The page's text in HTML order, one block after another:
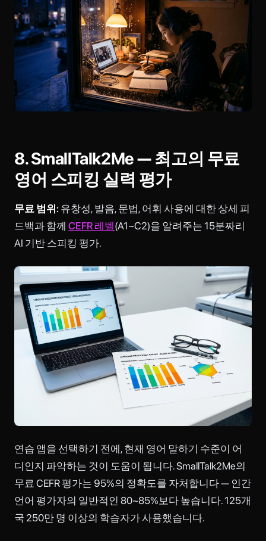
8. SmallTalk2Me — 최고의 무료
영어 스피킹 실력 평가
무료 범위: 유창성, 발음, 문법, 어휘 사용에 대한 상세 피
드백과 함께 CEFR 레벨(A1~C2)을 알려주는 15분짜리
AI 기반 스피킹 평가.
연습 앱을 선택하기 전에, 현재 영어 말하기 수준이 어
디인지 파악하는 것이 도움이 됩니다. SmallTalk2Me의
무료 CEFR 평가는 95%의 정확도를 자처합니다 — 인간
언어 평가자의 일반적인 80~85%보다 높습니다. 125개
국 250만 명 이상의 학습자가 사용했습니다.